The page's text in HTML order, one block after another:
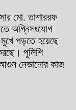
মো. তাশাররফ
অগ্নিসংযোগ
পড়তে হয়েছে
পুলিশি
আগুন নেভানোর কাজ